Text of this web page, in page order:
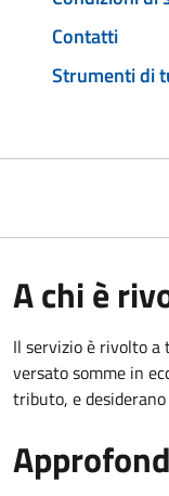
Contatti
Strumenti di
A chi è
Il servizio è rivolto
versato somme in
tributo, e